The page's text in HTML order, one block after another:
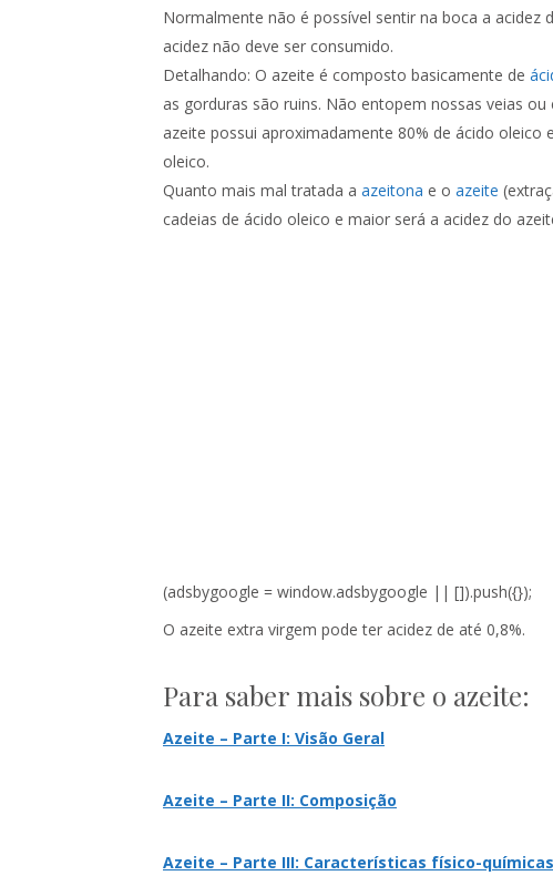
Normalmente não é possível sentir na boca a acidez
acidez não deve ser consumido.
Detalhando: O azeite é composto basicamente de
as gorduras são ruins. Não entopem nossas veias
azeite possui aproximadamente 80% de ácido oleico
oleico.
Quanto mais mal tratada a azeitona e o azeite
cadeias de ácido oleico e maior será a acidez do
(adsbygoogle = window.adsbygoogle || []).push({});
O azeite extra virgem pode ter acidez de até 0,8%.
Para saber mais sobre o azeite:
Azeite – Parte I: Visão Geral
Azeite – Parte II: Composição
Azeite – Parte III: Características físico-químicas